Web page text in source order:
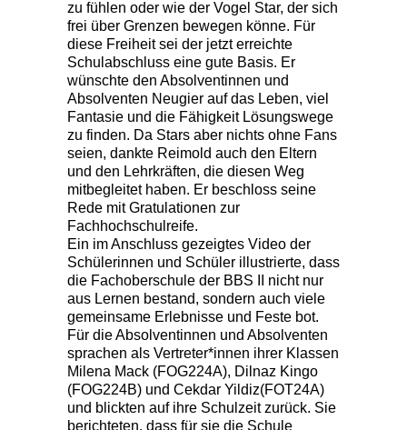
zu fühlen oder wie der Vogel Star, der sich
frei über Grenzen bewegen könne. Für
diese Freiheit sei der jetzt erreichte
Schulabschluss eine gute Basis. Er
wünschte den Absolventinnen und
Absolventen Neugier auf das Leben, viel
Fantasie und die Fähigkeit Lösungswege
zu finden. Da Stars aber nichts ohne Fans
seien, dankte Reimold auch den Eltern
und den Lehrkräften, die diesen Weg
mitbegleitet haben. Er beschloss seine
Rede mit Gratulationen zur
Fachhochschulreife.
Ein im Anschluss gezeigtes Video der
Schülerinnen und Schüler illustrierte, dass
die Fachoberschule der BBS II nicht nur
aus Lernen bestand, sondern auch viele
gemeinsame Erlebnisse und Feste bot.
Für die Absolventinnen und Absolventen
sprachen als Vertreter*innen ihrer Klassen
Milena Mack (FOG224A), Dilnaz Kingo
(FOG224B) und Cekdar Yildiz(FOT24A)
und blickten auf ihre Schulzeit zurück. Sie
berichteten, dass für sie die Schule